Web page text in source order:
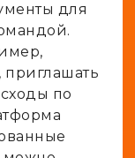
для
по